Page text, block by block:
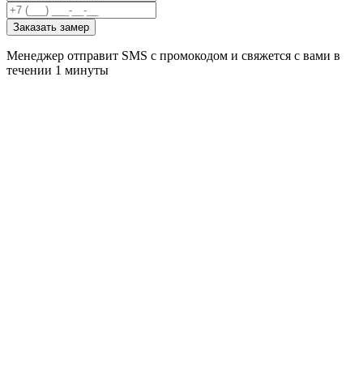
Заказать замер
Менеджер отправит SMS с промокодом и свяжется с вами в
течении 1 минуты